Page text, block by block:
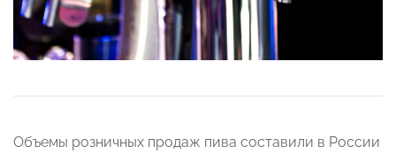
Объемы розничных продаж пива составили в России